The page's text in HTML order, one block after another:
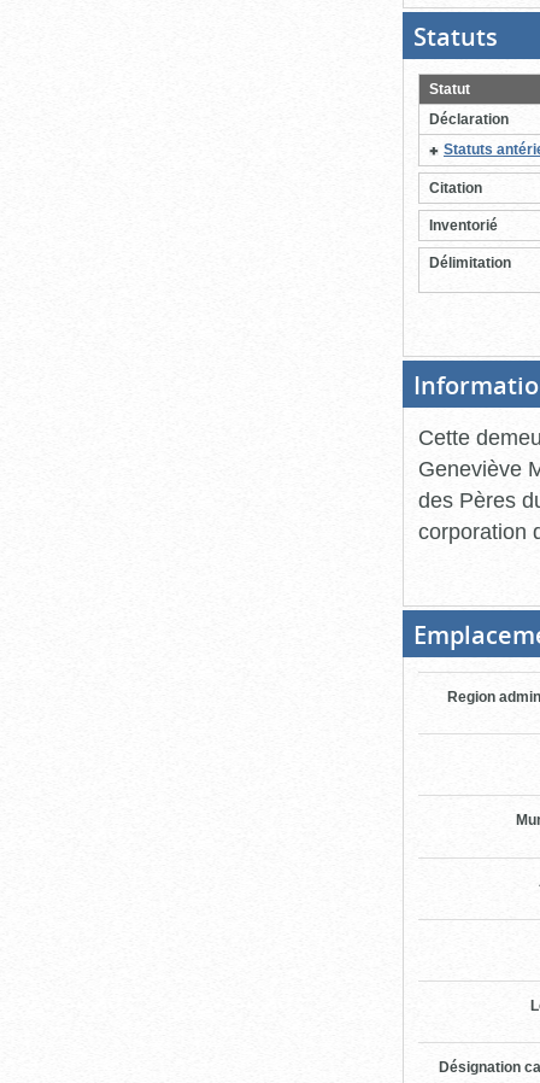
Statuts
pour
Statut
Déclaration
Statuts
Citation
Inventorié
Délimitation
Cette
Geneviève
des Pères
corporation
Region
Désignation